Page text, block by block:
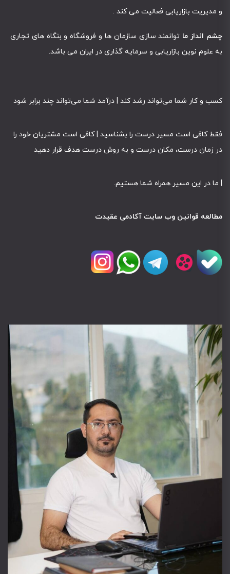
و مدیریت بازاریابی فعالیت می کند .
چشم انداز ما توانمند سازی سازمان ها و فروشگاه و بنگاه های تجاری
به علوم نوین بازاریابی و سرمایه گذاری در ایران می باشد.
کسب و کار شما می‌تواند رشد کند | درآمد شما می‌تواند چند برابر شود
فقط کافی است مسیر درست را بشناسید | کافی است مشتریان خود را
در زمان درست، مکان درست و به روش درست هدف قرار دهید
| ما در این مسیر همراه شما هستیم.
مطالعه قوانین وب سایت آکادمی عقیدت